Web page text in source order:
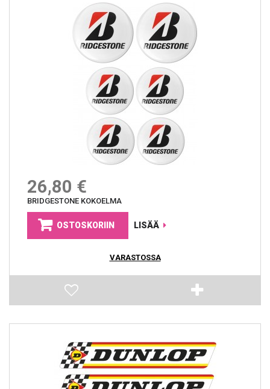
26,80 €
BRIDGESTONE KOKOELMA
OSTOSKORIIN LISÄÄ
VARASTOSSA